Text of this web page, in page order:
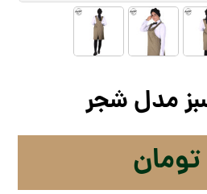
مدل شجر
تومان